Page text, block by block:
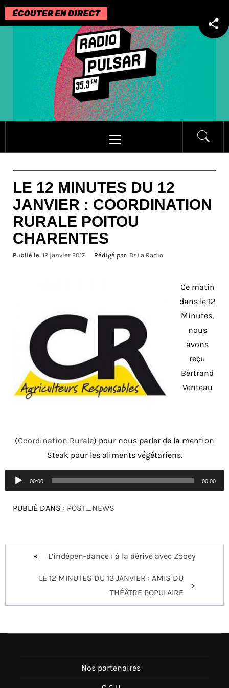
Passer
au
contenu
principal
LE 12 MINUTES DU 12
JANVIER : COORDINATION
RURALE POITOU
CHARENTES
Publié le 12 janvier 2017 Rédigé par Dr La Radio
Ce matin
dans le 12
Minutes,
nous
avons
reçu
Bertrand
Venteau
(Coordination Rurale) pour nous parler de la mention
Steak pour les aliments végétariens.
Lecteur
audio
00:00 00:00
PUBLIÉ DANS : POST_NEWS
Navigation
l’article
L’indépen-dance : à la dérive avec Zooey
LE 12 MINUTES DU 13 JANVIER : AMIS DU
THÉÂTRE POPULAIRE
Nos partenaires